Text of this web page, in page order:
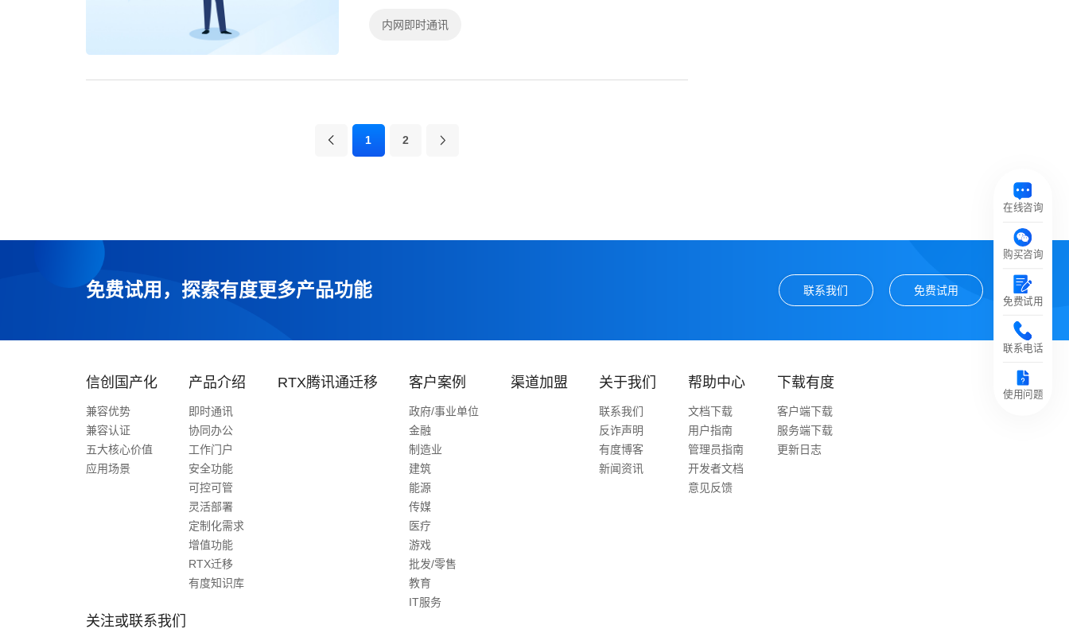
用这些社交即时通讯软件进行工作...
内网即时通讯
1 2
免费试用，探索有度更多产品功能 联系我们 免费试用
在线咨询
购买咨询
免费试用
联系电话
使用问题
信创国产化
兼容优势
兼容认证
五大核心价值
应用场景
产品介绍
即时通讯
协同办公
工作门户
安全功能
可控可管
灵活部署
定制化需求
增值功能
RTX迁移
有度知识库
RTX腾讯通迁移 客户案例
政府/事业单位
金融
制造业
建筑
能源
传媒
医疗
游戏
批发/零售
教育
IT服务
渠道加盟 关于我们
联系我们
反诈声明
有度博客
新闻资讯
帮助中心
文档下载
用户指南
管理员指南
开发者文档
意见反馈
下载有度
客户端下载
服务端下载
更新日志
关注或联系我们